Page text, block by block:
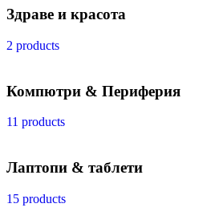
Здраве и красота
2 products
Компютри & Периферия
11 products
Лаптопи & таблети
15 products